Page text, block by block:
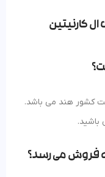
کارنیتین
25 کیلوگرمی ساخت کشور هند می باشد.
به فروش می رسد؟